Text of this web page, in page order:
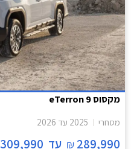
מקסוס eTerron 9
מסחרי 2025 עד 2026
289,990
₪ עד 309,990